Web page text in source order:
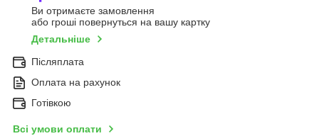
Ви отримаєте замовлення
або гроші повернуться на вашу картку
Детальніше
Післяплата
Оплата на рахунок
Готівкою
Всі умови оплати